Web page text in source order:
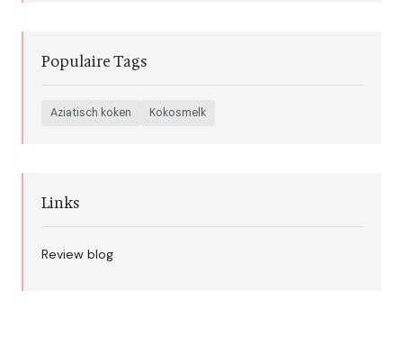
Populaire Tags
Aziatisch koken Kokosmelk
Links
Review blog